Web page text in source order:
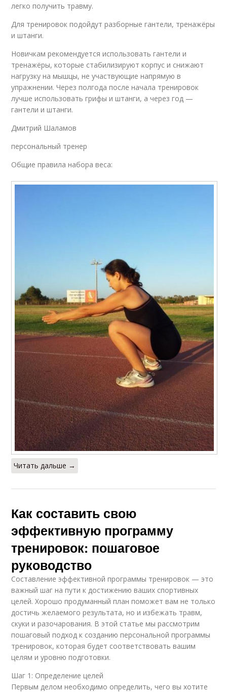
легко получить травму.
Для тренировок подойдут разборные гантели, тренажёры
и штанги.
Новичкам рекомендуется использовать гантели и
тренажёры, которые стабилизируют корпус и снижают
нагрузку на мышцы, не участвующие напрямую в
упражнении. Через полгода после начала тренировок
лучше использовать грифы и штанги, а через год —
гантели и штанги.
Дмитрий Шаламов
персональный тренер
Общие правила набора веса:
Читать дальше →
Как составить свою
эффективную программу
тренировок: пошаговое
руководство
Составление эффективной программы тренировок — это
важный шаг на пути к достижению ваших спортивных
целей. Хорошо продуманный план поможет вам не только
достичь желаемого результата, но и избежать травм,
скуки и разочарования. В этой статье мы рассмотрим
пошаговый подход к созданию персональной программы
тренировок, которая будет соответствовать вашим
целям и уровню подготовки.
Шаг 1: Определение целей
Первым делом необходимо определить, чего вы хотите